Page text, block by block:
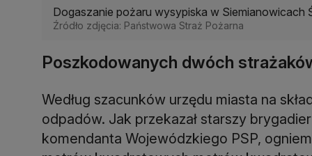
Dogaszanie pożaru wysypiska w Siemianowicach
Źródło zdjęcia: Państwowa Straż Pożarna
Poszkodowanych dwóch
Według szacunków urzędu miasta na
odpadów. Jak przekazał starszy
komendanta Wojewódzkiego PSP,